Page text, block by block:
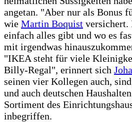
angetan. "Aber nur als Bonus
wie Martin Boquist versichert.
einfach alles gibt und wo es
mit irgendwas
"IKEA steht für viele
Billy-Regal", erinnert sich
seinen vier Kollegen auch,
und auch deutschen
Sortiment des
inbegriffen.